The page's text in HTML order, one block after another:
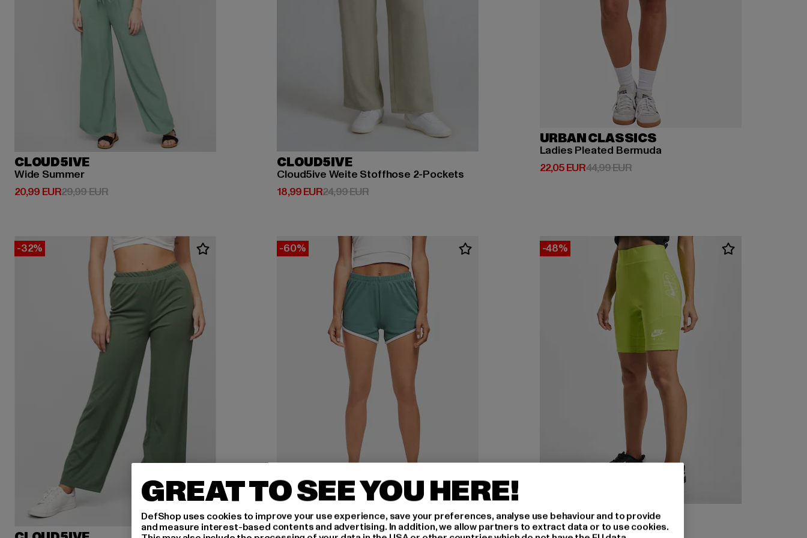
CLOUD5IVE
Wide Summer
20,99 EUR
Derzeitiger Preis: 20,99 EUR
29,99 EURAktionspreis: 29,99 EUR
CLOUD5IVE
Cloud5ive Weite Stoffhose 2-Pockets
18,99 EUR
Derzeitiger Preis: 18,99 EUR
24,99 EURAktionspreis: 24,99 EUR
URBAN CLASSICS
Ladies Pleated Bermuda
22,05 EUR
Derzeitiger Preis: 22,05 EUR
44,99 EURAktionspreis: 44,99 EUR
-32% -60%
URBAN CLASSICS
Ladies Essentials Interlock Retro
-48%
NIKE
Air
GREAT TO SEE YOU HERE!
DefShop uses cookies to improve your use experience, save your preferences, analyse use behaviour and to provide
and measure interest-based contents and advertising. In addition, we allow partners to extract data or to use cookies.